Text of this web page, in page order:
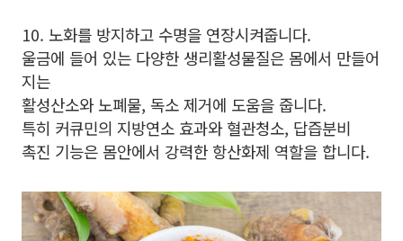
10. 노화를 방지하고 수명을 연장시켜줍니다.
울금에 들어 있는 다양한 생리활성물질은 몸에서 만들어
지는
활성산소와 노폐물, 독소 제거에 도움을 줍니다.
특히 커큐민의 지방연소 효과와 혈관청소, 답즙분비
촉진 기능은 몸안에서 강력한 항산화제 역할을 합니다.